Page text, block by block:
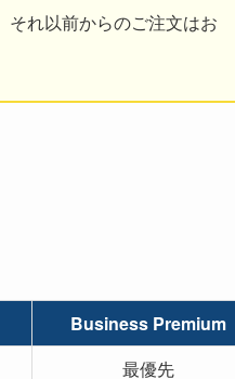
それ以前からのご注文はお
Business Premium
最優先